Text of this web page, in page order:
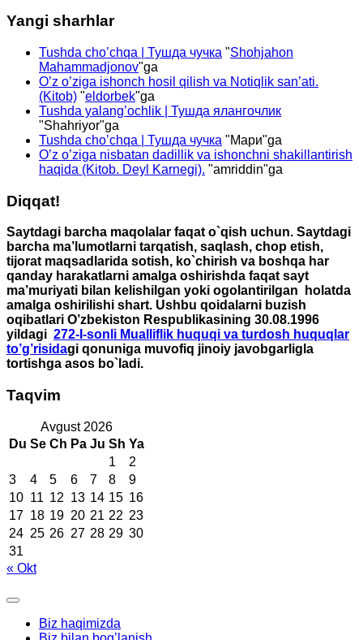
Yangi sharhlar
Tushda cho’chqa | Тушда чучка "Shohjahon
Mahammadjonov"ga
O’z o’ziga ishonch hosil qilish va Notiqlik san’ati.
(Kitob) "eldorbek"ga
Tushda yalang’ochlik | Тушда ялангочлик
"Shahriyor"ga
Tushda cho’chqa | Тушда чучка "Мари"ga
O’z o’ziga nisbatan dadillik va ishonchni shakillantirish
haqida (Kitob. Deyl Karnegi). "amriddin"ga
Diqqat!
Saytdagi barcha maqolalar faqat o`qish uchun. Saytdagi
barcha ma’lumotlarni tarqatish, saqlash, chop etish,
tijorat maqsadlarida sotish, ko`chirish va boshqa har
qanday harakatlarni amalga oshirishda faqat sayt
ma’muriyati bilan kelishilgan yoki ogolantirilgan holatda
amalga oshirilishi shart. Ushbu qoidalarni buzish
oqibatlari O’zbekiston Respublikasining 30.08.1996
yildagi 272-I-sonli Mualliflik huquqi va turdosh huquqlar
to’g’risidagi qonuniga muvofiq jinoiy javobgarligla
tortishga asos bo`ladi.
Taqvim
Avgust 2026
Du Se Ch Pa Ju Sh Ya
1
2
3
4 5 6 7 8
9
10 11 12 13 14 15 16
17 18 19 20 21 22 23
24 25 26 27 28 29 30
31
« Okt
Biz haqimizda